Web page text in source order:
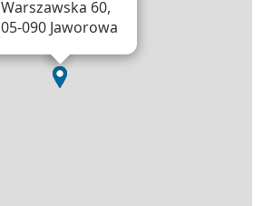
Warszawska 60,
05-090 Jaworowa